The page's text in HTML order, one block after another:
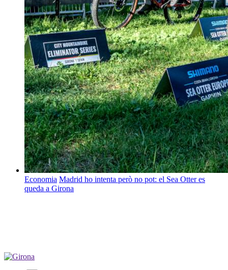
Economia Madrid ho intenta però no pot: el Sea Otter es
queda a Girona